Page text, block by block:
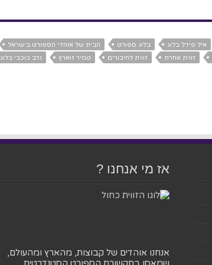
איל פידל בלוג בלוג ספורט
הבית של אוהדי הספורט בישראל
זווית אחרת זווית לחיבורים טמיר זוארץ
נדב כוכבי בלוג
אז מי אנחנו ?
אנחנו אוהדים של קבוצות, מהארץ ומהעולם,